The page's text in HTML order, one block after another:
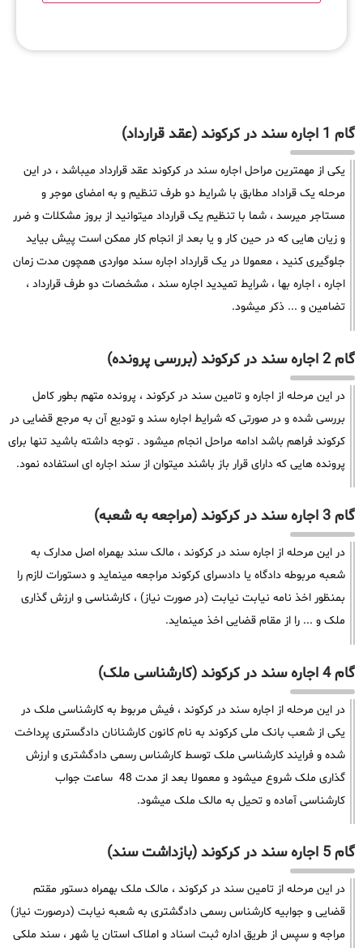
گام 1 اجاره سند در کرکوند (عقد قرارداد)
یکی از مهمترین مراحل اجاره سند در کرکوند عقد قرارداد میباشد ، در این
مرحله یک قراداد مطابق با شرایط دو طرف تنظیم و به امضای موجر و
مستاجر میرسد ، شما با تنظیم یک قرارداد میتوانید از بروز مشکلات و ضرر
و زیان هایی که در حین کار و یا بعد از انجام کار ممکن است پیش بیاید
جلوگیری کنید ، معمولا در یک قرارداد اجاره سند مواردی همچون مدت زمان
اجاره ، اجاره بها ، شرایط تمیدید اجاره سند ، مشخصات دو طرف قرارداد ،
تضامین و ... ذکر میشود.
گام 2 اجاره سند در کرکوند (بررسی پرونده)
در این مرحله از اجاره و تامین سند در کرکوند ، پرونده متهم بطور کامل
بررسی شده و در صورتی که شرایط اجاره سند و تودیع آن به مرجع قضایی در
کرکوند فراهم باشد ادامه مراحل انجام میشود . توجه داشته باشید تنها برای
پرونده هایی که دارای قرار باز باشند میتوان از سند اجاره ای استفاده نمود.
گام 3 اجاره سند در کرکوند (مراجعه به شعبه)
در این مرحله از اجاره سند در کرکوند ، مالک سند بهمراه اصل مدارک به
شعبه مربوطه دادگاه یا دادسرای کرکوند مراجعه مینماید و دستورات لازم را
بمنظور اخذ نامه نیابت نیابت (در صورت نیاز) ، کارشناسی و ارزش گذاری
ملک و ... را از مقام قضایی اخذ مینماید.
گام 4 اجاره سند در کرکوند (کارشناسی ملک)
در این مرحله از اجاره سند در کرکوند ، فیش مربوط به کارشناسی ملک در
یکی از شعب بانک ملی کرکوند به نام کانون کارشنانان دادگستری پرداخت
شده و فرایند کارشناسی ملک توسط کارشناس رسمی دادگشتری و ارزش
گذاری ملک شروع میشود و معمولا بعد از مدت 48 ساعت جواب
کارشناسی آماده و تحیل به مالک ملک میشود.
گام 5 اجاره سند در کرکوند (بازداشت سند)
در این مرحله از تامین سند در کرکوند ، مالک ملک بهمراه دستور مقتم
قضایی و جوابیه کارشناس رسمی دادگشتری به شعبه نیابت (درصورت نیاز)
مراجه و سپس از طریق اداره ثبت اسناد و املاک استان یا شهر ، سند ملکی